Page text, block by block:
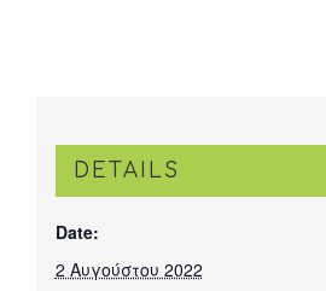
DETAILS
Date:
2 Αυγούστου 2022